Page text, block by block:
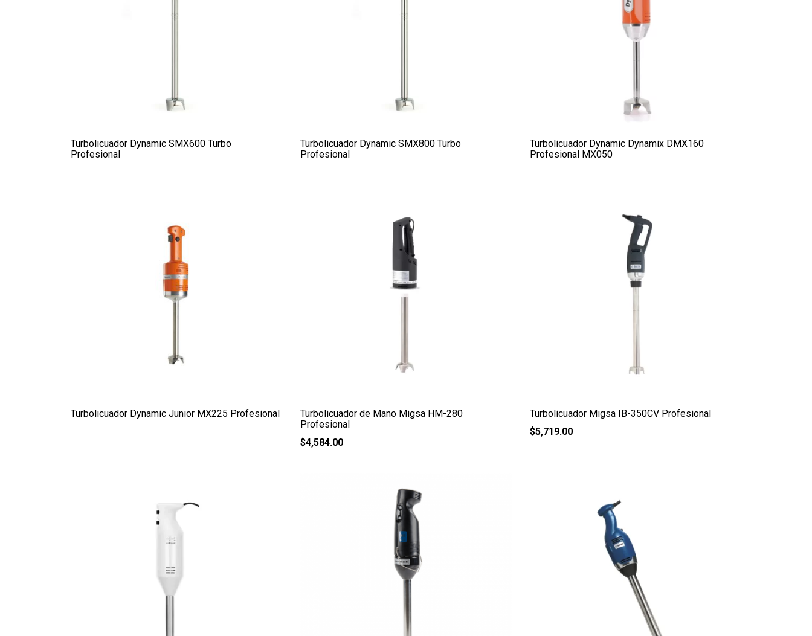
Turbolicuador Dynamic SMX600 Turbo
Profesional
Turbolicuador Dynamic SMX800 Turbo
Profesional
Turbolicuador Dynamic Dynamix DMX160
Profesional MX050
Turbolicuador Dynamic Junior MX225 Profesional
Turbolicuador de Mano Migsa HM-280
Profesional
$4,584.00
Turbolicuador Migsa IB-350CV Profesional
$5,719.00